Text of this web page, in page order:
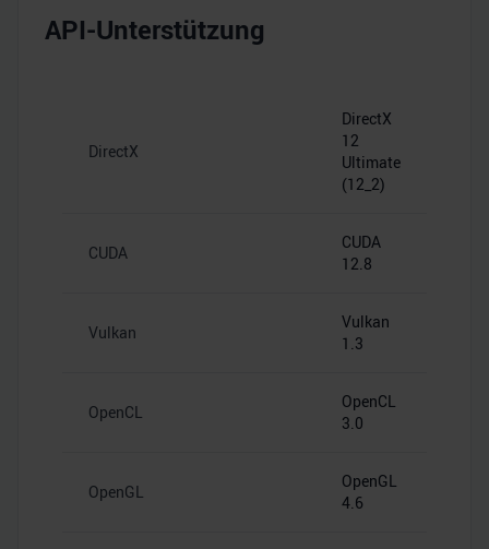
API-Unterstützung
DirectX
DirectX
12
Ultimate
(12_2)
CUDA
CUDA
12.8
Vulkan
Vulkan
1.3
OpenCL
OpenCL
3.0
OpenGL
OpenGL
4.6